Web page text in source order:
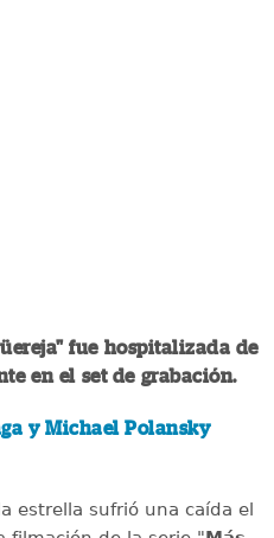
fue hospitalizada de
en el set de grabación.
y Michael Polansky
estrella sufrió una caída el